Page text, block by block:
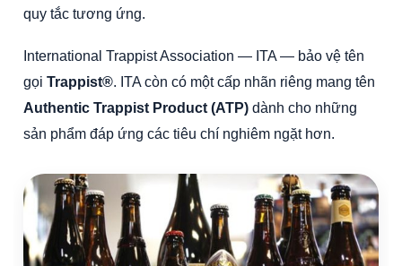
quy tắc tương ứng.
International Trappist Association — ITA — bảo vệ tên
gọi Trappist®. ITA còn có một cấp nhãn riêng mang tên
Authentic Trappist Product (ATP) dành cho những
sản phẩm đáp ứng các tiêu chí nghiêm ngặt hơn.